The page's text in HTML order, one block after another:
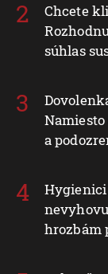
Chcete
súhlas
a
hrozbám